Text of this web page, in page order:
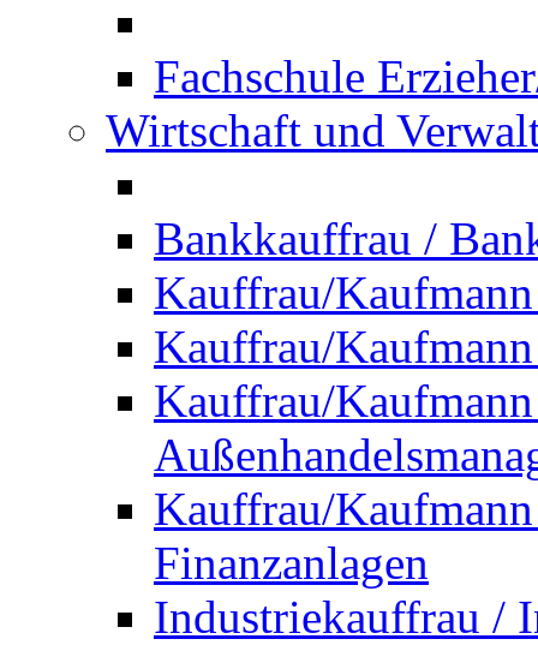
Fachschule
Wirtschaft und
Bankkauffrau /
Kauffrau/
Kauffrau/
Kauffrau/
Kauffrau/
Finanzanlagen
Industriekauffrau /